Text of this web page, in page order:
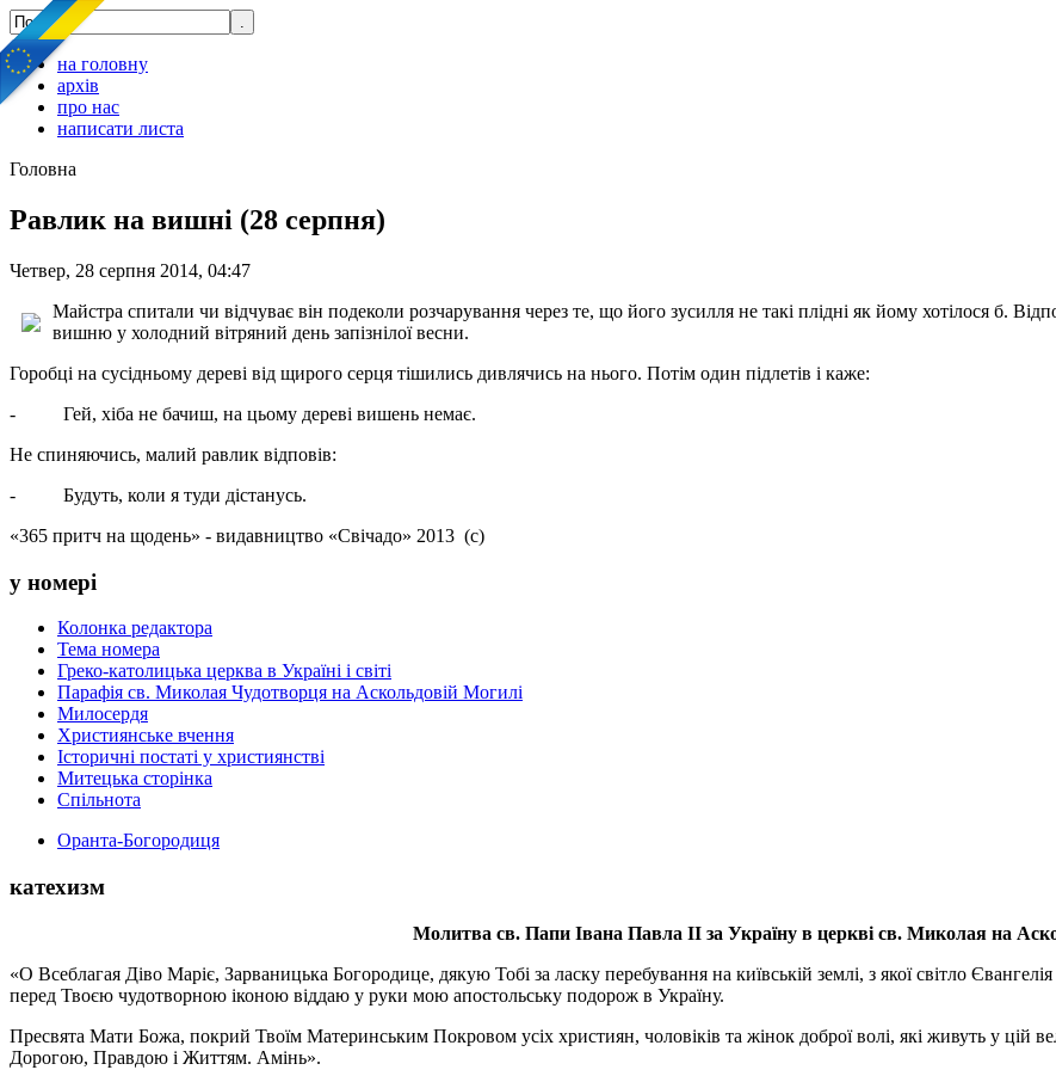
на головну
архів
про нас
написати листа
Головна
Равлик на вишні (28 серпня)
Четвер, 28 серпня 2014, 04:47
Майстра спитали чи відчуває він подеколи розчарування через те, що його зусилля не такі плідні як йому хотілося б.
вишню у холодний вітряний день запізнілої весни.
Горобці на сусідньому дереві від щирого серця тішились дивлячись на нього. Потім один підлетів і каже:
- Гей, хіба не бачиш, на цьому дереві вишень немає.
Не спиняючись, малий равлик відповів:
- Будуть, коли я туди дістанусь.
«365 притч на щодень» - видавництво «Свічадо» 2013 (с)
у номері
Колонка редактора
Тема номера
Греко-католицька церква в Україні і світі
Парафія св. Миколая Чудотворця на Аскольдовій Могилі
Милосердя
Християнське вчення
Історичні постаті у християнстві
Митецька сторінка
Спільнота
Оранта-Богородиця
катехизм
Молитва св. Папи Івана Павла ІІ за Україну в церкві св. Миколая на
«О Всеблагая Діво Маріє, Зарваницька Богородице, дякую Тобі за ласку перебування на київській землі, з якої світло
перед Твоєю чудотворною іконою віддаю у руки мою апостольську подорож в Україну.
Пресвята Мати Божа, покрий Твоїм Материнським Покровом усіх християн, чоловіків та жінок доброї волі, які живуть у цій
Дорогою, Правдою і Життям. Амінь».